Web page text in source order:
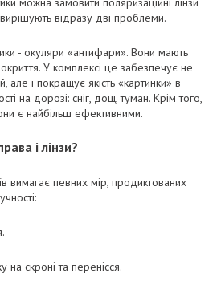
відразу дві проблеми.
- окуляри «антифари». Вони мають
У комплексі це забезпечує не
але і покращує якість «картинки» в
на дорозі: сніг, дощ, туман. Крім того,
є найбільш ефективними.
і лінзи?
вимагає певних мір, продиктованих
на скроні та перенісся.